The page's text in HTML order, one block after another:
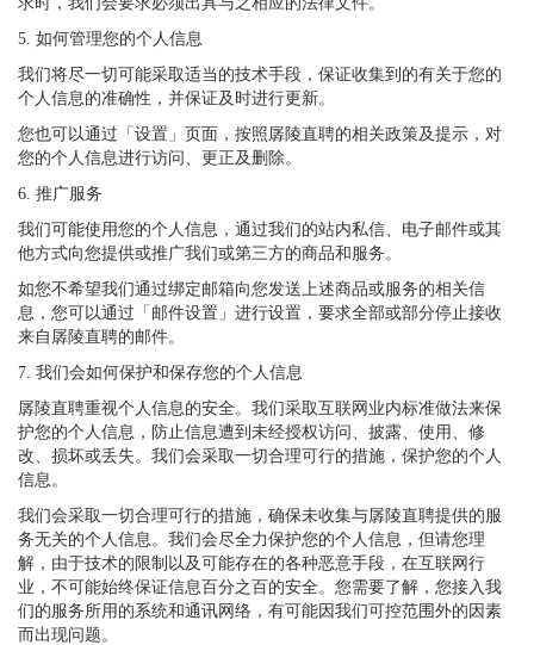
5. 如何管理您的个人信息
我们将尽一切可能采取适当的技术手段，保证收集到的有关于您的
个人信息的准确性，并保证及时进行更新。
您也可以通过「设置」页面，按照孱陵直聘的相关政策及提示，对
您的个人信息进行访问、更正及删除。
6. 推广服务
我们可能使用您的个人信息，通过我们的站内私信、电子邮件或其
他方式向您提供或推广我们或第三方的商品和服务。
如您不希望我们通过绑定邮箱向您发送上述商品或服务的相关信
息，您可以通过「邮件设置」进行设置，要求全部或部分停止接收
来自孱陵直聘的邮件。
7. 我们会如何保护和保存您的个人信息
孱陵直聘重视个人信息的安全。我们采取互联网业内标准做法来保
护您的个人信息，防止信息遭到未经授权访问、披露、使用、修
改、损坏或丢失。我们会采取一切合理可行的措施，保护您的个人
信息。
我们会采取一切合理可行的措施，确保未收集与孱陵直聘提供的服
务无关的个人信息。我们会尽全力保护您的个人信息，但请您理
解，由于技术的限制以及可能存在的各种恶意手段，在互联网行
业，不可能始终保证信息百分之百的安全。您需要了解，您接入我
们的服务所用的系统和通讯网络，有可能因我们可控范围外的因素
而出现问题。